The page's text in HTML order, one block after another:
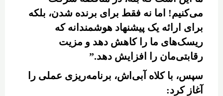
می‌کنیم! اما نه فقط برای برنده شدن، بلکه
برای ارائه یک پیشنهاد هوشمندانه که
ریسک‌های ما را کاهش دهد و مزیت
رقابتی‌مان را افزایش دهد.”
سپس، با کلاه آبی‌اش، برنامه‌ریزی عملی را
آغاز کرد: